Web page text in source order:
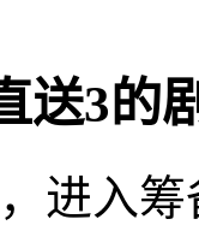
3的剧
入筹